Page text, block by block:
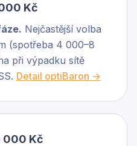
Kč
Nejčastější volba
(spotřeba 4 000–8
při výpadku sítě
Detail optiBaron →
000 Kč